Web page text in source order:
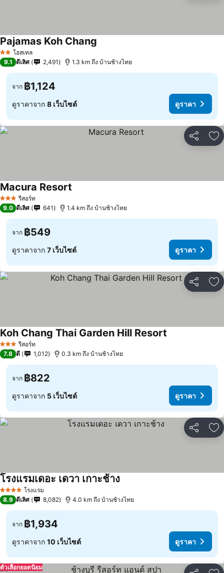
2 ดาวโฮสเทล
Pajamas Koh Chang
9.1 ดีเลิศ 2,491 1.3 km ถึง บ้านช้างไทย
จาก ฿1,124
ดูราคาจาก 8 เว็บไซต์ ดูราคา
แชร์ เ
3 ดาว รีสอร์ท
Macura Resort
9.0 ดีเลิศ 641 1.4 km ถึง บ้านช้างไทย
จาก ฿549
ดูราคาจาก 7 เว็บไซต์ ดูราคา
แชร์ เ
3 ดาว รีสอร์ท
Koh Chang Thai Garden Hill Resort
7.8 ดี 1,012 0.3 km ถึง บ้านช้างไทย
จาก ฿822
ดูราคาจาก 5 เว็บไซต์ ดูราคา
แชร์ เ
4 ดาว โรงแรม
โรงแรมเดอะ เดวา เกาะช้าง
8.9 ดีเลิศ 8,082 4.0 km ถึง บ้านช้างไทย
จาก ฿1,934
ดูราคาจาก 10 เว็บไซต์ ดูราคา
ตัวเลือกยอดนิยม